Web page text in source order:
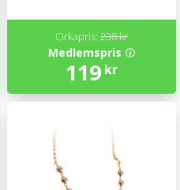
Medlemspris
119 kr
Cirkapris: 238 kr